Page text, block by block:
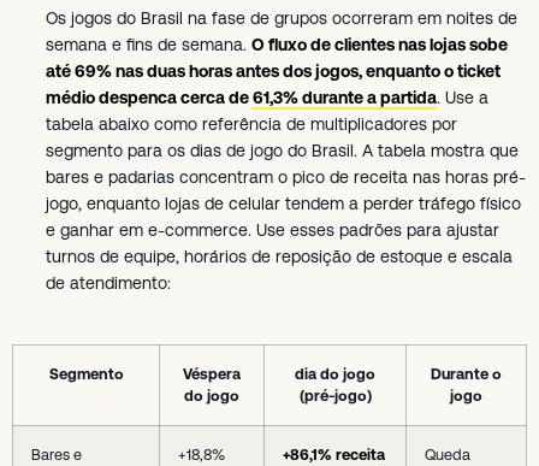
Os jogos do Brasil na fase de grupos ocorreram em noites de
semana e fins de semana. O fluxo de clientes nas lojas sobe
até 69% nas duas horas antes dos jogos, enquanto o ticket
médio despenca cerca de 61,3% durante a partida. Use a
tabela abaixo como referência de multiplicadores por
segmento para os dias de jogo do Brasil. A tabela mostra que
bares e padarias concentram o pico de receita nas horas pré-
jogo, enquanto lojas de celular tendem a perder tráfego físico
e ganhar em e-commerce. Use esses padrões para ajustar
turnos de equipe, horários de reposição de estoque e escala
de atendimento:
Segmento
Véspera
do jogo
dia do jogo
(pré-jogo)
Durante o
jogo
Bares e
+18,8%
+86,1% receita
Queda